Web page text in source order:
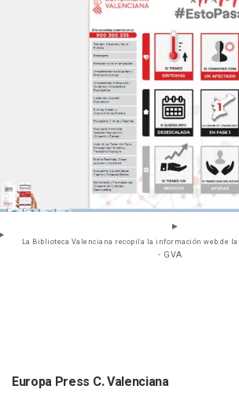
La Biblioteca Valenciana recopila la información web de la
- GVA
Europa Press C. Valenciana